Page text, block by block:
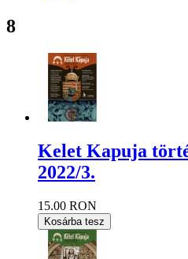
8
Kelet Kapuja
2022/3.
15.00 RON
Kosárba tesz